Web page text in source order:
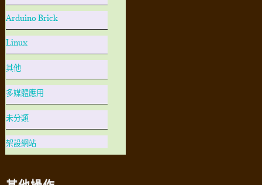
Arduino Brick
Linux
其他
多媒體應用
未分類
架設網站